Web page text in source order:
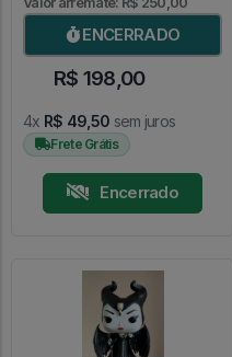
ENCERRADO
R$ 198,00
4x R$ 49,50 sem juros
Frete Grátis
Encerrado